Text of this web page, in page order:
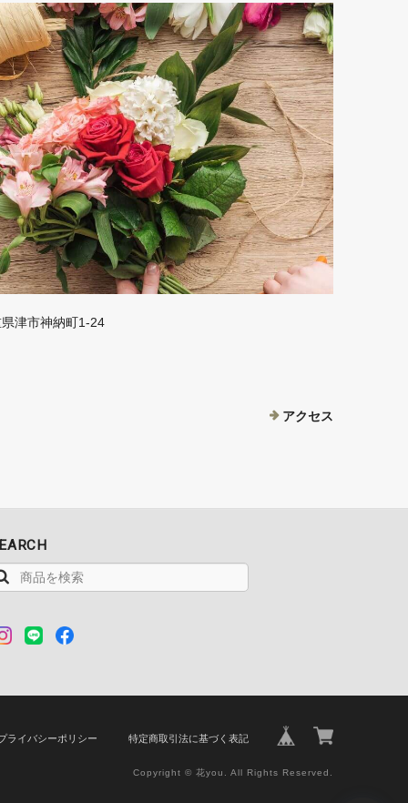
津市神納町1-24
アクセス
ライバシーポリシー 特定商取引法に基づく表記
Copyright © 花you. All Rights Reserved.